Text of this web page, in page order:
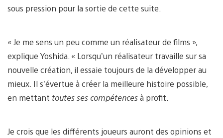
sous pression pour la sortie de cette suite.
« Je me sens un peu comme un réalisateur de films »,
explique Yoshida. « Lorsqu’un réalisateur travaille sur sa
nouvelle création, il essaie toujours de la développer au
mieux. Il s’évertue à créer la meilleure histoire possible,
en mettant toutes ses compétencesà profit.
Je crois que les différents joueurs auront des opinions et